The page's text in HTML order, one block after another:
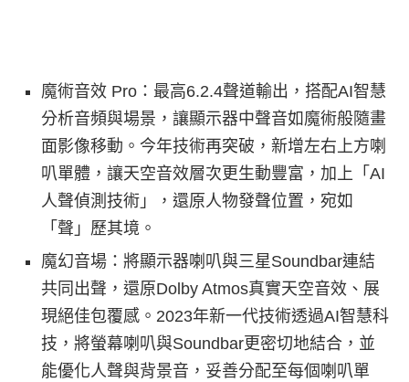
魔術音效 Pro：最高6.2.4聲道輸出，搭配AI智慧
分析音頻與場景，讓顯示器中聲音如魔術般隨畫
面影像移動。今年技術再突破，新增左右上方喇
叭單體，讓天空音效層次更生動豐富，加上「AI
人聲偵測技術」，還原人物發聲位置，宛如
「聲」歷其境。
魔幻音場：將顯示器喇叭與三星Soundbar連結
共同出聲，還原Dolby Atmos真實天空音效、展
現絕佳包覆感。2023年新一代技術透過AI智慧科
技，將螢幕喇叭與Soundbar更密切地結合，並
能優化人聲與背景音，妥善分配至每個喇叭單